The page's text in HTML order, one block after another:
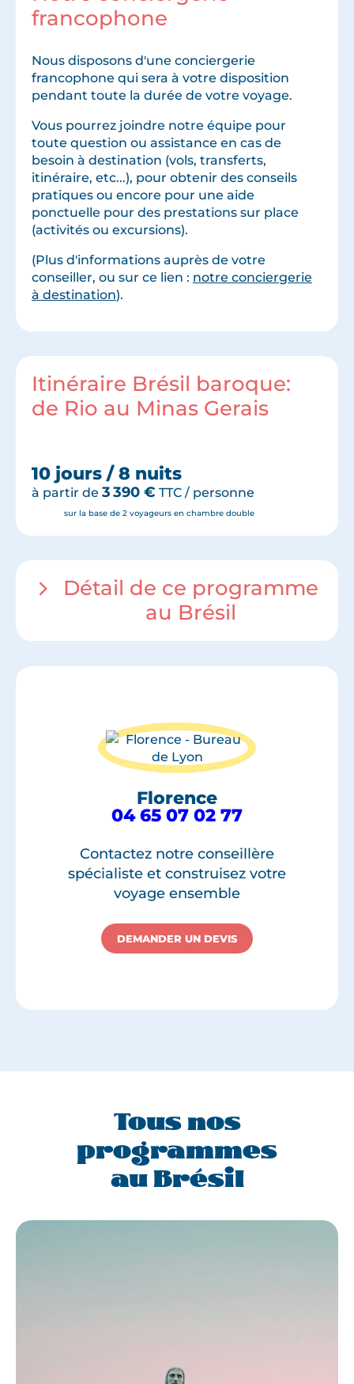
francophone
Nous disposons d'une conciergerie
francophone qui sera à votre disposition
pendant toute la durée de votre voyage.
Vous pourrez joindre notre équipe pour
toute question ou assistance en cas de
besoin à destination (vols, transferts,
itinéraire, etc...), pour obtenir des conseils
pratiques ou encore pour une aide
ponctuelle pour des prestations sur place
(activités ou excursions).
(Plus d'informations auprès de votre
conseiller, ou sur ce lien : notre conciergerie
à destination).
Itinéraire Brésil baroque:
de Rio au Minas Gerais
10 jours / 8 nuits
à partir de 3 390 € TTC / personne
sur la base de 2 voyageurs en chambre double
Détail de ce programme
au Brésil
Florence
04 65 07 02 77
Contactez notre conseillère
spécialiste et construisez votre
voyage ensemble
DEMANDER UN DEVIS
Tous nos
programmes
au Brésil